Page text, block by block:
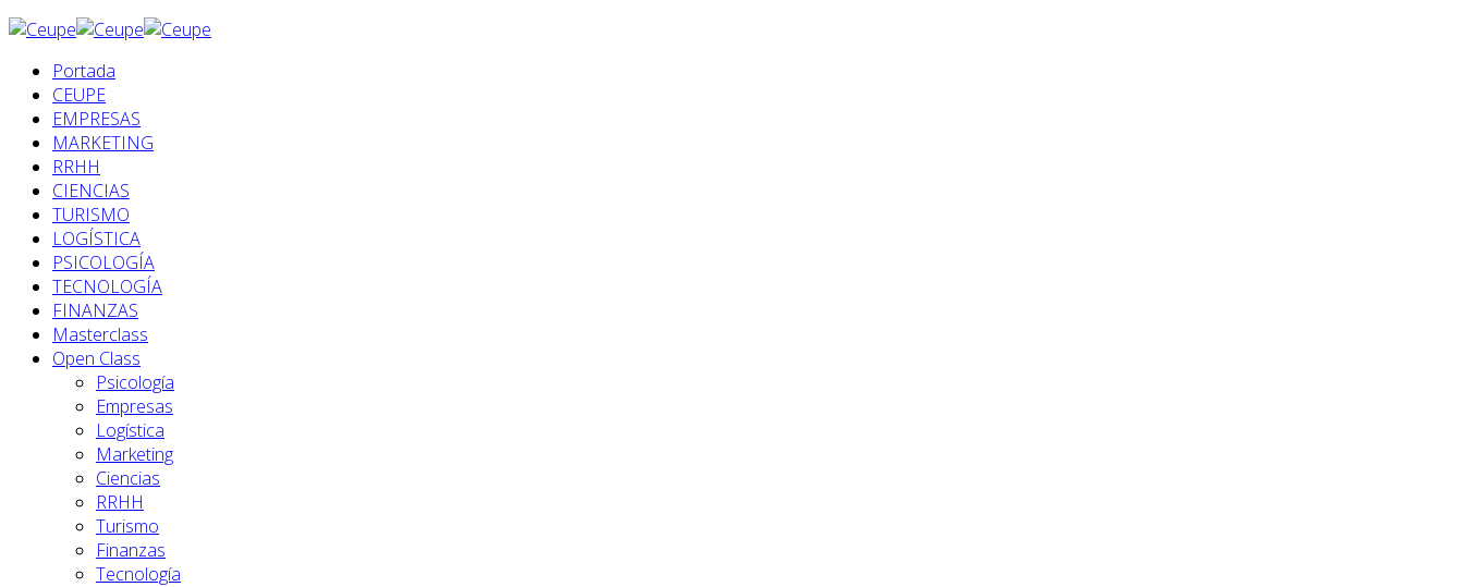
Portada
CEUPE
EMPRESAS
MARKETING
RRHH
CIENCIAS
TURISMO
LOGÍSTICA
PSICOLOGÍA
TECNOLOGÍA
FINANZAS
Masterclass
Open Class
Psicología
Empresas
Logística
Marketing
Ciencias
RRHH
Turismo
Finanzas
Tecnología